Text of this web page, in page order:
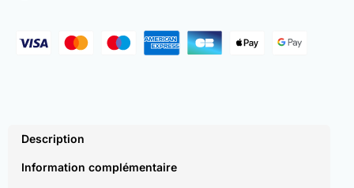
Description
Information complémentaire